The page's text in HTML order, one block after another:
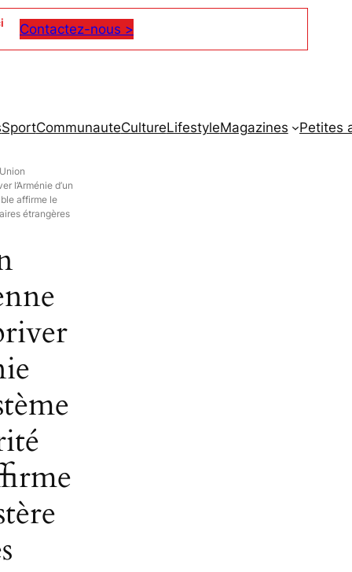
Contactez-nous >
SportCommunauteCultureLifestyleMagazines Petites
l’Arménie d’un
affirme le
étrangères